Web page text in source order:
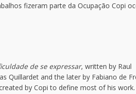
fizeram parte da Ocupação Copi
de se expressar, written by Raul
Quillardet and the later by Fabiano de
by Copi to define most of his